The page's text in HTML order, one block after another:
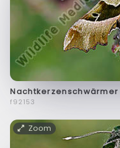
Nachtkerzenschwärmer
f92153
Zoom